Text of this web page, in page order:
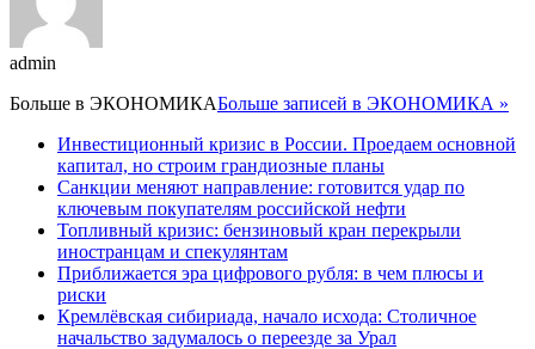
admin
Больше в ЭКОНОМИКАБольше записей в ЭКОНОМИКА »
Инвестиционный кризис в России. Проедаем основной
капитал, но строим грандиозные планы
Санкции меняют направление: готовится удар по
ключевым покупателям российской нефти
Топливный кризис: бензиновый кран перекрыли
иностранцам и спекулянтам
Приближается эра цифрового рубля: в чем плюсы и
риски
Кремлёвская сибириада, начало исхода: Столичное
начальство задумалось о переезде за Урал